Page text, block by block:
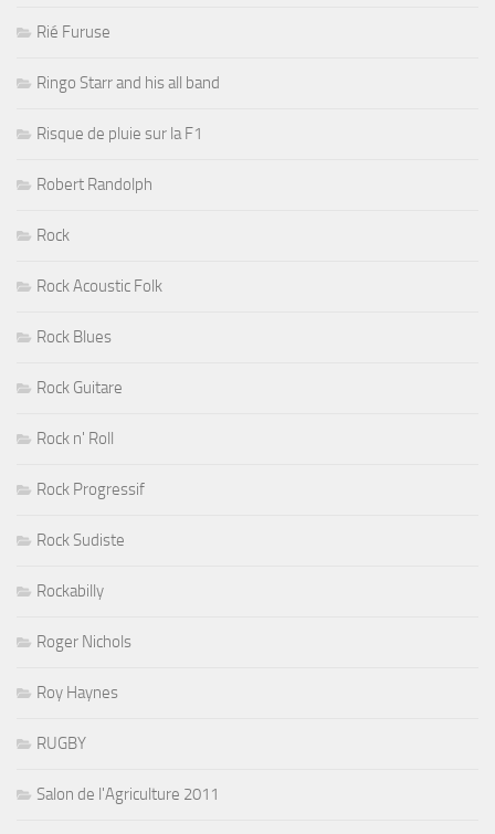
Rié Furuse
Ringo Starr and his all band
Risque de pluie sur la F1
Robert Randolph
Rock
Rock Acoustic Folk
Rock Blues
Rock Guitare
Rock n' Roll
Rock Progressif
Rock Sudiste
Rockabilly
Roger Nichols
Roy Haynes
RUGBY
Salon de l'Agriculture 2011